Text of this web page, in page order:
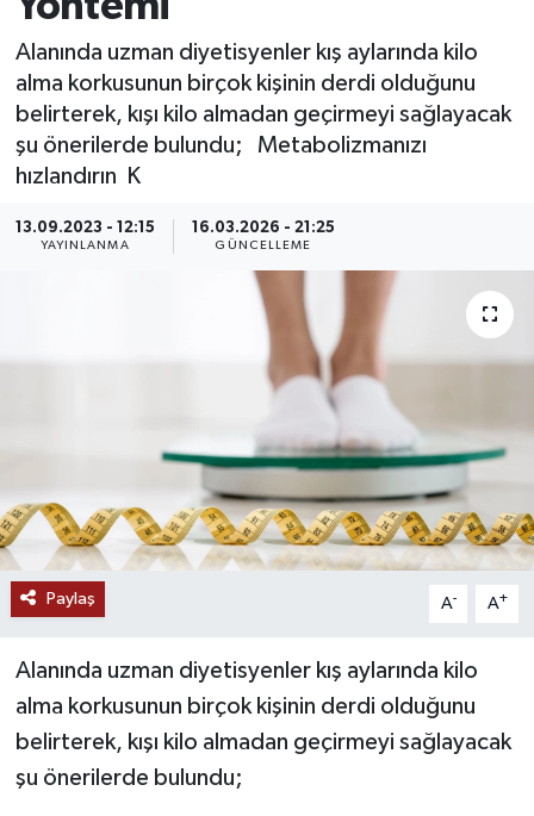
Alanında uzman diyetisyenler kış aylarında kilo
alma korkusunun birçok kişinin derdi olduğunu
belirterek, kışı kilo almadan geçirmeyi sağlayacak
şu önerilerde bulundu; Metabolizmanızı
hızlandırın K
13.09.2023 - 12:15
YAYINLANMA
16.03.2026 - 21:25
GÜNCELLEME
Paylaş A- A+
Alanında uzman diyetisyenler kış aylarında kilo
alma korkusunun birçok kişinin derdi olduğunu
belirterek, kışı kilo almadan geçirmeyi sağlayacak
şu önerilerde bulundu;
MAGAZİN
ÖZEL HABER
RESMİ İLANLAR
SAĞLIK
TEKNOLOJİ
YAŞAM